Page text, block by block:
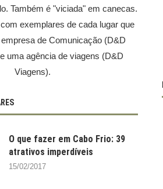
Também é "viciada" em canecas.
exemplares de cada lugar que
de Comunicação (D&D
uma agência de viagens (D&D
Viagens).
O que fazer em Cabo Frio: 39
atrativos imperdíveis
15/02/2017